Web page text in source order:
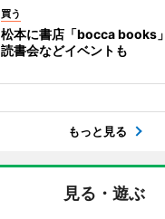
買う
松本に書店「bocca books
読書会などイベントも
もっと見る
見る・遊ぶ